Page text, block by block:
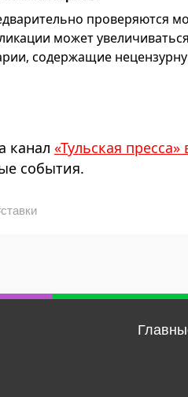
проверяются
может
содержащие
канал «Тульская пресса»
события.